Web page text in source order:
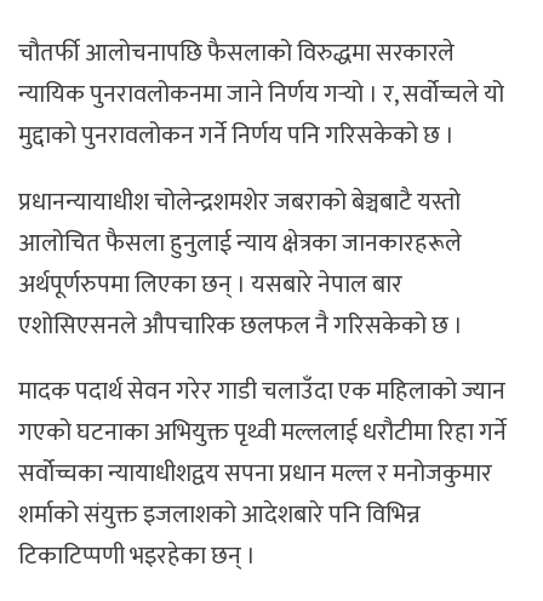
चौतर्फी आलोचनापछि फैसलाको विरुद्धमा सरकारले
न्यायिक पुनरावलोकनमा जाने निर्णय गर्‍यो । र, सर्वोच्चले यो
मुद्दाको पुनरावलोकन गर्ने निर्णय पनि गरिसकेको छ ।
प्रधानन्यायाधीश चोलेन्द्रशमशेर जबराको बेञ्चबाटै यस्तो
आलोचित फैसला हुनुलाई न्याय क्षेत्रका जानकारहरूले
अर्थपूर्णरुपमा लिएका छन् । यसबारे नेपाल बार
एशोसिएसनले औपचारिक छलफल नै गरिसकेको छ ।
मादक पदार्थ सेवन गरेर गाडी चलाउँदा एक महिलाको ज्यान
गएको घटनाका अभियुक्त पृथ्वी मल्ललाई धरौटीमा रिहा गर्ने
सर्वोच्चका न्यायाधीशद्वय सपना प्रधान मल्ल र मनोजकुमार
शर्माको संयुक्त इजलाशको आदेशबारे पनि विभिन्न
टिकाटिप्पणी भइरहेका छन् ।